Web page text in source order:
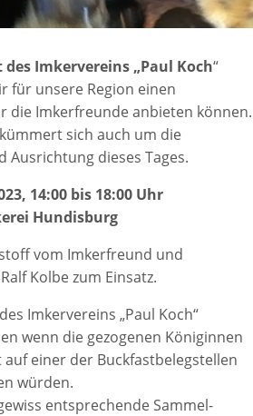
des Imkervereins „Paul Koch“
für unsere Region einen
die Imkerfreunde anbieten können.
sich auch um die
Ausrichtung dieses Tages.
14:00 bis 18:00 Uhr
Hundisburg
vom Imkerfreund und
Kolbe zum Einsatz.
Imkervereins „Paul Koch“
wenn die gezogenen Königinnen
einer der Buckfastbelegstellen
würden.
entsprechende Sammel-